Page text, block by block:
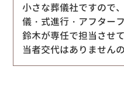
小さな葬儀社ですので
儀・式進行・アフター
鈴木が専任で担当させ
当者交代はありません